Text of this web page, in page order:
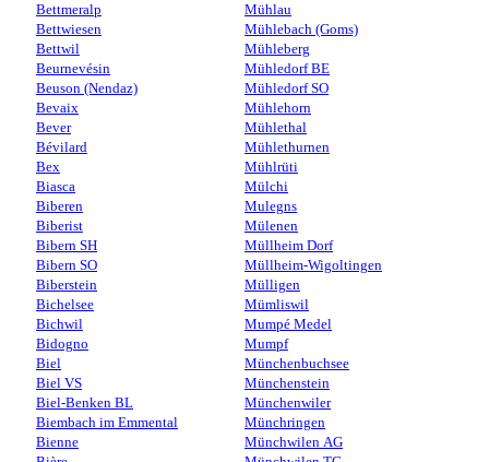
Bettmeralp
Bettwiesen
Bettwil
Beurnevésin
Beuson (Nendaz)
Bevaix
Bever
Bévilard
Bex
Biasca
Biberen
Biberist
Bibern SH
Bibern SO
Biberstein
Bichelsee
Bichwil
Bidogno
Biel
Biel VS
Biel-Benken BL
Biembach im Emmental
Bienne
Mühlau
Mühlebach (Goms)
Mühleberg
Mühledorf BE
Mühledorf SO
Mühlehorn
Mühlethal
Mühlethurnen
Mühlrüti
Mülchi
Mulegns
Mülenen
Müllheim Dorf
Müllheim-Wigoltingen
Mülligen
Mümliswil
Mumpé Medel
Mumpf
Münchenbuchsee
Münchenstein
Münchenwiler
Münchringen
Münchwilen AG